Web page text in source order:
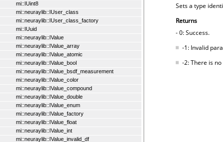
mi::IUint8
mi::neuraylib::IUser_class
mi::neuraylib::IUser_class_factory
mi::IUuid
mi::neuraylib::IValue
mi::neuraylib::IValue_array
mi::neuraylib::IValue_atomic
mi::neuraylib::IValue_bool
mi::neuraylib::IValue_bsdf_measurement
mi::neuraylib::IValue_color
mi::neuraylib::IValue_compound
mi::neuraylib::IValue_double
mi::neuraylib::IValue_enum
mi::neuraylib::IValue_factory
mi::neuraylib::IValue_float
mi::neuraylib::IValue_int
mi::neuraylib::IValue_invalid_df
Sets a type
Returns
- 0: Success.
-1: Invalid
-2: There is